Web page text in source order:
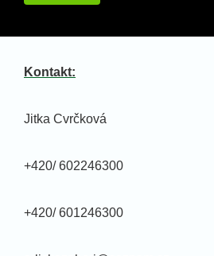
Kontakt:
Jitka Cvrčková
+420/ 602246300
+420/ 601246300